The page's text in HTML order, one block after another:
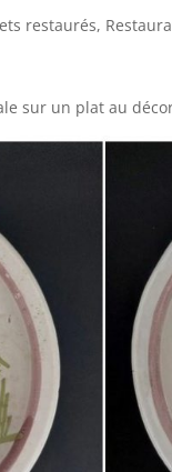
restaurés,
sur un plat au